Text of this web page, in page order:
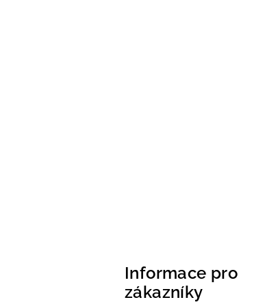
Informace pro
zákazníky